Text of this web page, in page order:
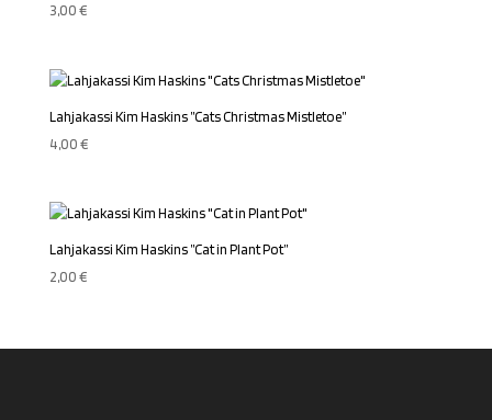
3,00€
Lahjakassi Kim Haskins ”Cats Christmas Mistletoe”
4,00€
Lahjakassi Kim Haskins ”Cat in Plant Pot”
2,00€